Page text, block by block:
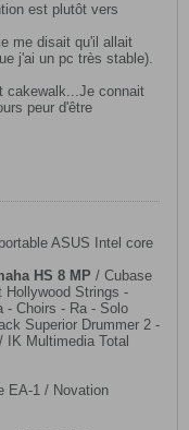
est plutôt vers
me disait qu'il allait
j'ai un pc très stable).
cakewalk...Je connait
peur d'être
ASUS Intel core
HS 8 MP ​ / Cubase
Hollywood Strings -
- Choirs - Ra - Solo
Superior Drummer 2 -
Multimedia Total
EA-1 / Novation